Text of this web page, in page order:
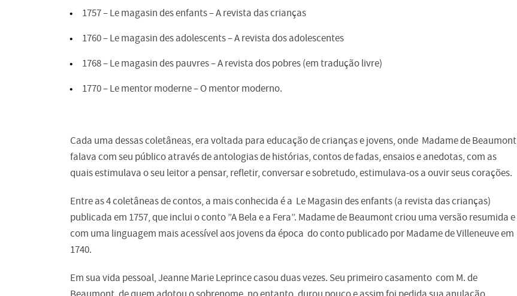
1757 – Le magasin des enfants – A revista das crianças
1760 – Le magasin des adolescents – A revista dos adolescentes
1768 – Le magasin des pauvres – A revista dos pobres (em tradução livre)
1770 – Le mentor moderne – O mentor moderno.
Cada uma dessas coletâneas, era voltada para educação de crianças e jovens, onde Madame de Beaumont
falava com seu público através de antologias de histórias, contos de fadas, ensaios e anedotas, com as
quais estimulava o seu leitor a pensar, refletir, conversar e sobretudo, estimulava-os a ouvir seus corações.
Entre as 4 coletâneas de contos, a mais conhecida é a Le Magasin des enfants (a revista das crianças)
publicada em 1757, que inclui o conto ”A Bela e a Fera”. Madame de Beaumont criou uma versão resumida e
com uma linguagem mais acessível aos jovens da época do conto publicado por Madame de Villeneuve em
1740.
Em sua vida pessoal, Jeanne Marie Leprince casou duas vezes. Seu primeiro casamento com M. de